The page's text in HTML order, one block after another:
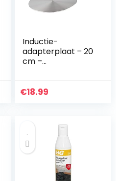
Inductie-
adapterplaat – 20
cm –
€18.99